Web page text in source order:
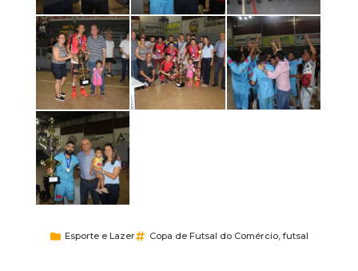
Esporte e Lazer Copa de Futsal do Comércio,futsal